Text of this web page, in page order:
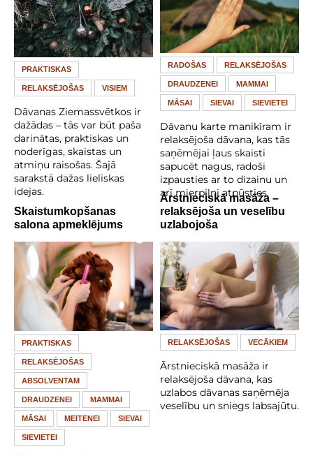
PRAKTISKAS
RELAKSĒJOŠAS VISIEM
Dāvanas Ziemassvētkos ir
dažādas – tās var būt paša
darinātas, praktiskas un
noderīgas, skaistas un
atmiņu raisošas. Šajā
sarakstā dažas lieliskas
idejas.
RADOŠAS RELAKSĒJOŠAS
DRAUDZENEI MAMMAI
MĀSAI SIEVAI SIEVIETEI
Dāvanu karte manikīram ir
relaksējoša dāvana, kas tās
saņēmējai ļaus skaisti
sapucēt nagus, radoši
izpausties ar to dizainu un
arī mierpilni atpūsties.
Skaistumkopšanas
salona apmeklējums
PRAKTISKAS
RELAKSĒJOŠAS
ABSOLVENTAM
DRAUDZENEI MAMMAI
MĀSAI MEITENEI SIEVAI
SIEVIETEI
Ārstnieciskā masāža –
relaksējoša un veselību
uzlabojoša
RELAKSĒJOŠAS VECĀKIEM
Ārstnieciskā masāža ir
relaksējoša dāvana, kas
uzlabos dāvanas saņēmēja
veselību un sniegs labsajūtu.